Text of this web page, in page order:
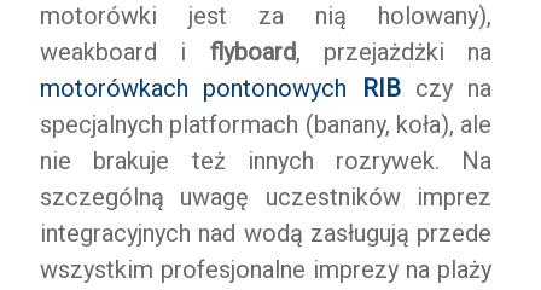
motorówki jest za nią holowany),
weakboard i flyboard, przejażdżki na
motorówkach pontonowych RIBczy na
specjalnych platformach (banany, koła), ale
nie brakuje też innych rozrywek. Na
szczególną uwagę uczestników imprez
integracyjnych nad wodą zasługują przede
wszystkim profesjonalne imprezy na plaży